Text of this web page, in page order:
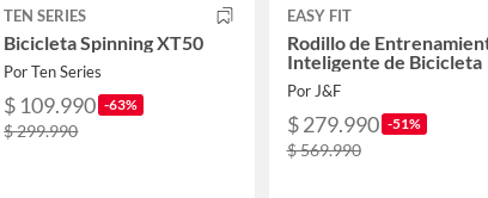
TEN SERIES
Bicicleta Spinning XT50
Por Ten Series
$ 109.990 -63%
$ 299.990
EASY FIT
Rodillo de
Inteligente de Bicicleta
Por J&F
$ 279.990 -51%
$ 569.990